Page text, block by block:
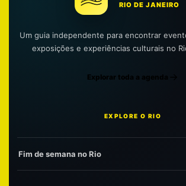
RIO DE JANEIRO
Um guia independente para encontrar
exposições e experiências culturais no
Explorar toda a agenda
EXPLORE O RIO
Fim de semana no Rio